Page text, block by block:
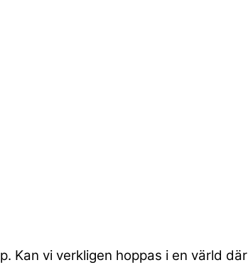
Kan vi verkligen hoppas i en värld där